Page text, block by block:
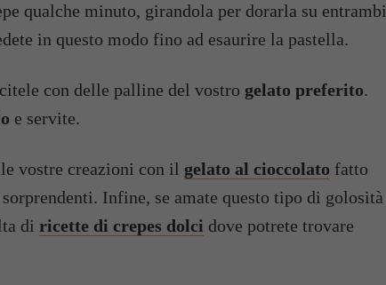
qualche minuto, girandola per dorarla su entrambi
in questo modo fino ad esaurire la pastella.
con delle palline del vostro gelato preferito.
e servite.
vostre creazioni con il gelato al cioccolato fatto
Infine, se amate questo tipo di golosità
di ricette di crepes dolci dove potrete trovare